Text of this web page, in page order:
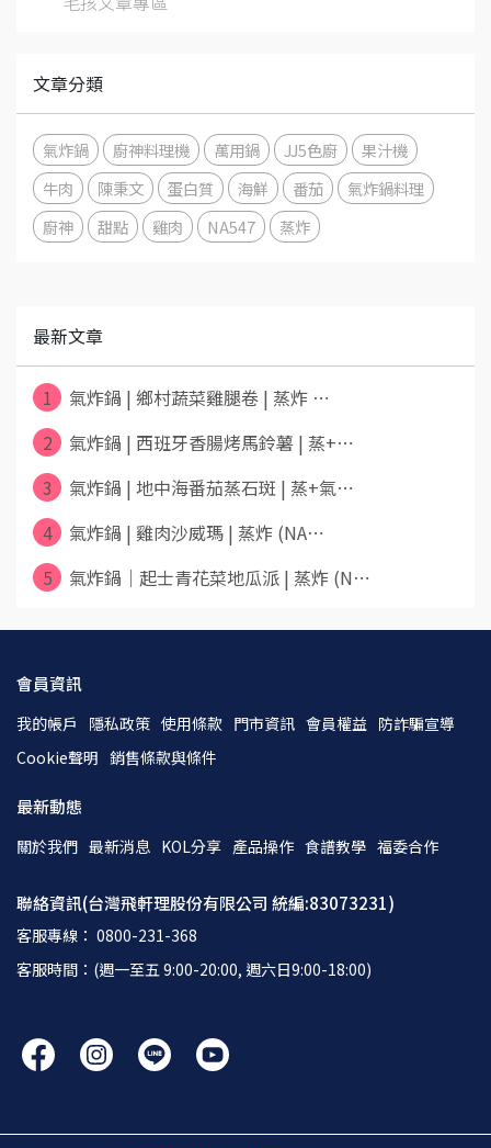
文章分類
氣炸鍋 廚神料理機 萬用鍋 JJ5色廚
果汁機
牛肉
陳秉文 蛋白質 海鮮 番茄
氣炸鍋料理
廚神
甜點 雞肉 NA547 蒸炸
最新文章
1
氣炸鍋 | 鄉村蔬菜雞腿卷 | 蒸炸 ⋯
2
氣炸鍋 | 西班牙香腸烤馬鈴薯 | 蒸+⋯
3
氣炸鍋 | 地中海番茄蒸石斑 | 蒸+氣⋯
4
氣炸鍋 | 雞肉沙威瑪 | 蒸炸 (NA⋯
5
氣炸鍋｜起士青花菜地瓜派 | 蒸炸 (N⋯
會員資訊
我的帳戶 隱私政策 使用條款 門市資訊 會員權益 防詐騙宣導
Cookie聲明 銷售條款與條件
最新動態
關於我們 最新消息 KOL分享 產品操作 食譜教學 福委合作
聯絡資訊(台灣飛軒理股份有限公司 統編:83073231)
客服專線： 0800-231-368
客服時間：(週一至五 9:00-20:00, 週六日9:00-18:00)